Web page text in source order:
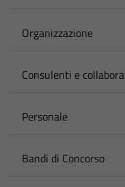
Organizzazione
Consulenti e
Personale
Bandi di Concorso